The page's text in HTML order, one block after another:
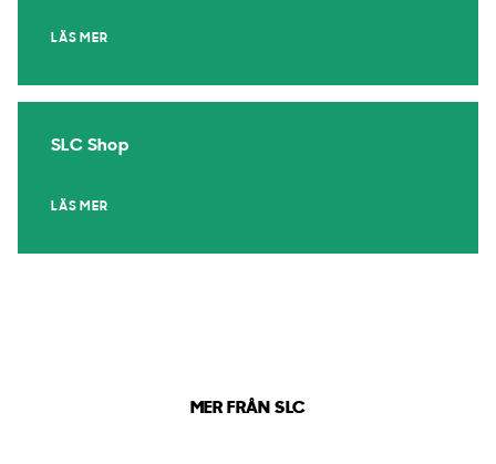
LÄS MER
SLC Shop
LÄS MER
MER FRÅN SLC